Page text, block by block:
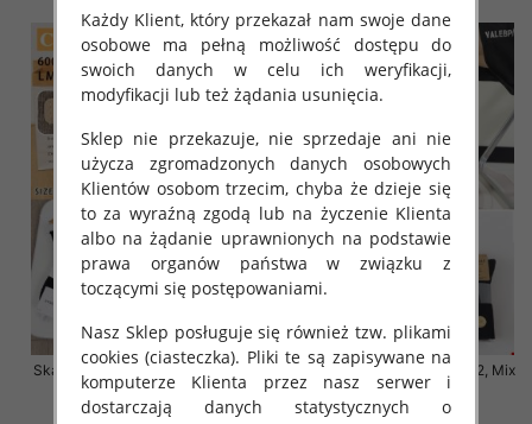
Skarpety damskie Roz 35-42, Mix
kolor Paczka 40 szt
Skarpety damskie Roz 35-42, Mix
kolor Paczka 40 szt
Każdy Klient, który przekazał nam swoje dane
osobowe ma pełną możliwość dostępu do
swoich danych w celu ich weryfikacji,
modyfikacji lub też żądania usunięcia.
Sklep nie przekazuje, nie sprzedaje ani nie
użycza zgromadzonych danych osobowych
Klientów osobom trzecim, chyba że dzieje się
to za wyraźną zgodą lub na życzenie Klienta
albo na żądanie uprawnionych na podstawie
prawa organów państwa w związku z
toczącymi się postępowaniami.
Nasz Sklep posługuje się również tzw. plikami
cookies (ciasteczka). Pliki te są zapisywane na
komputerze Klienta przez nasz serwer i
dostarczają danych statystycznych o